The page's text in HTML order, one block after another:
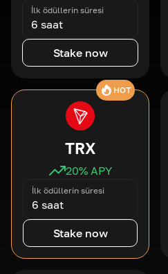
İlk ödüllerin süresi
6 saat
Stake now
HOT
TRX
20% APY
İlk ödüllerin süresi
6 saat
Stake now